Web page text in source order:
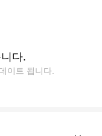
다.
이트 됩니다.